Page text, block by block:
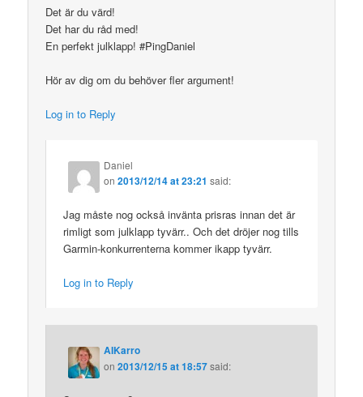
Det är du värd!
Det har du råd med!
En perfekt julklapp! #PingDaniel
Hör av dig om du behöver fler argument!
Log in to Reply
Daniel
on2013/12/14 at 23:21 said:
Jag måste nog också invänta prisras innan det är
rimligt som julklapp tyvärr.. Och det dröjer nog tills
Garmin-konkurrenterna kommer ikapp tyvärr.
Log in to Reply
AIKarro
on2013/12/15 at 18:57said: